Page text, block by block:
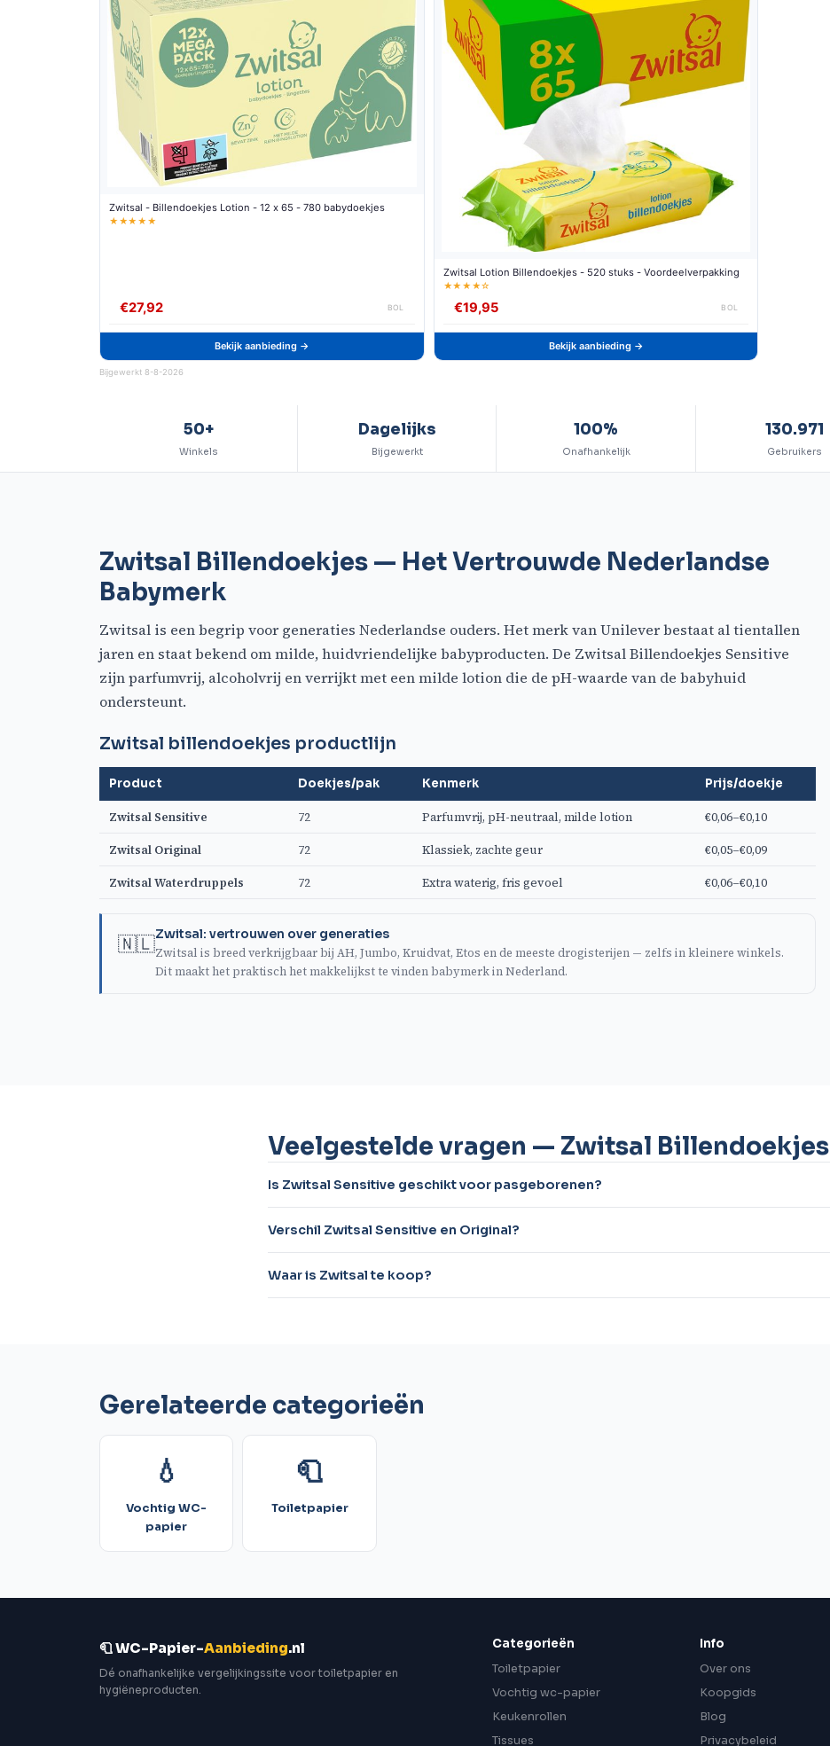
Zwitsal - Billendoekjes Lotion - 12 x 65 - 780 babydoekjes
★★★★★
€27,92 BOL
Bekijk aanbieding →
Zwitsal Lotion Billendoekjes - 520 stuks - Voordeelverpakking
★★★★☆
€19,95 BOL
Bekijk aanbieding →
Bijgewerkt 8-8-2026
50+
Winkels
Dagelijks
Bijgewerkt
100%
Onafhankelijk
130.971
Gebruikers
Zwitsal Billendoekjes — Het Vertrouwde Nederlandse
Babymerk
Zwitsal is een begrip voor generaties Nederlandse ouders. Het merk van Unilever bestaat al tientallen
jaren en staat bekend om milde, huidvriendelijke babyproducten. De Zwitsal Billendoekjes Sensitive
zijn parfumvrij, alcoholvrij en verrijkt met een milde lotion die de pH-waarde van de babyhuid
ondersteunt.
Zwitsal billendoekjes productlijn
Product Doekjes/pak Kenmerk Prijs/doekje
Zwitsal Sensitive 72 Parfumvrij, pH-neutraal, milde lotion €0,06–€0,10
Zwitsal Original 72 Klassiek, zachte geur €0,05–€0,09
Zwitsal Waterdruppels 72 Extra waterig, fris gevoel €0,06–€0,10
🇳🇱Zwitsal: vertrouwen over generaties
Zwitsal is breed verkrijgbaar bij AH, Jumbo, Kruidvat, Etos en de meeste drogisterijen — zelfs in kleinere winkels.
Dit maakt het praktisch het makkelijkst te vinden babymerk in Nederland.
Veelgestelde vragen — Zwitsal Billendoekjes
Is Zwitsal Sensitive geschikt voor pasgeborenen?
Verschil Zwitsal Sensitive en Original?
Waar is Zwitsal te koop?
Gerelateerde categorieën
💧
Vochtig WC-
papier
🧻
Toiletpapier
🧻 WC-Papier-Aanbieding.nl
Dé onafhankelijke vergelijkingssite voor toiletpapier en
hygiëneproducten.
Categorieën
Toiletpapier
Vochtig wc-papier
Keukenrollen
Tissues
Info
Over ons
Koopgids
Blog
Privacybeleid